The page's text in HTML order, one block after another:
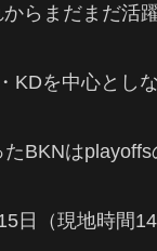
らまだまだ活
KDを中心とし
たBKNは
日（現地時間